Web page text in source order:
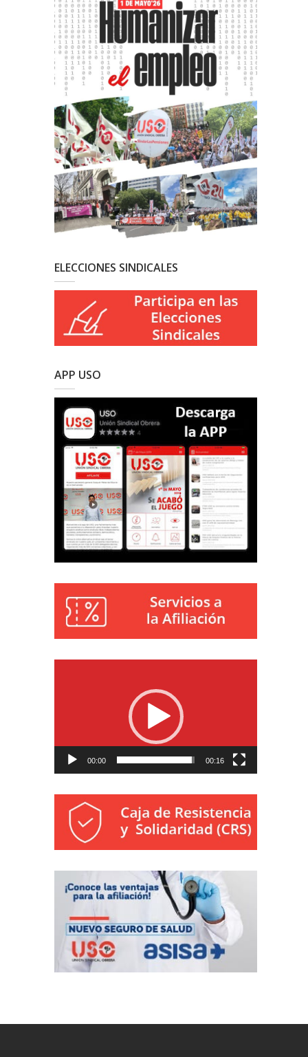
ELECCIONES SINDICALES
APP USO
00:00 00:16